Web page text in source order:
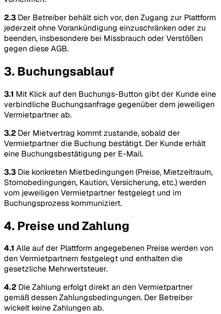
2.3 Der Betreiber behält sich vor, den Zugang zur Plattform
jederzeit ohne Vorankündigung einzuschränken oder zu
beenden, insbesondere bei Missbrauch oder Verstößen
gegen diese AGB.
3. Buchungsablauf
3.1 Mit Klick auf den Buchungs-Button gibt der Kunde eine
verbindliche Buchungsanfrage gegenüber dem jeweiligen
Vermietpartner ab.
3.2 Der Mietvertrag kommt zustande, sobald der
Vermietpartner die Buchung bestätigt. Der Kunde erhält
eine Buchungsbestätigung per E-Mail.
3.3 Die konkreten Mietbedingungen (Preise, Mietzeitraum,
Stornobedingungen, Kaution, Versicherung, etc.) werden
vom jeweiligen Vermietpartner festgelegt und im
Buchungsprozess kommuniziert.
4. Preise und Zahlung
4.1 Alle auf der Plattform angegebenen Preise werden von
den Vermietpartnern festgelegt und enthalten die
gesetzliche Mehrwertsteuer.
4.2 Die Zahlung erfolgt direkt an den Vermietpartner
gemäß dessen Zahlungsbedingungen. Der Betreiber
wickelt keine Zahlungen ab.